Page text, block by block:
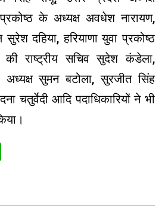
के अध्यक्ष अवधेश नारायण,
सुरेश दहिया, हरियाणा युवा प्रकोष्ठ
की राष्ट्रीय सचिव सुदेश कंडेला,
अध्यक्ष सुमन बटोला, सुरजीत सिंह
चतुर्वेदी आदि पदाधिकारियों ने भी